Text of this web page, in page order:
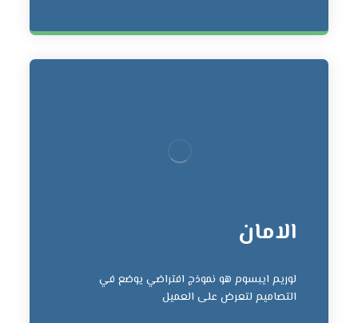
الامان
لوريم ايبسوم هو نموذج افتراضي يوضع في
التصاميم لتعرض على العميل